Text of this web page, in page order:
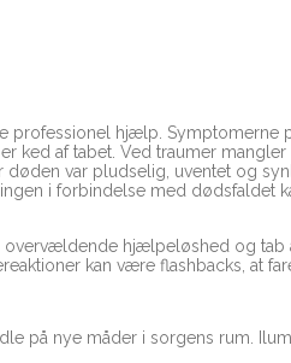
hjælp. Symptomerne
af tabet. Ved traumer
var pludselig, uventet og
i forbindelse med dødsfaldet
hjælpeløshed og
kan være flashbacks, at
på nye måder i sorgens rum.